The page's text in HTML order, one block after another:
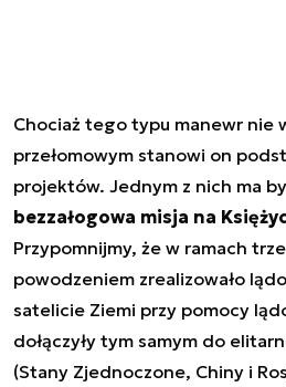
Chociaż tego typu manewr nie
przełomowym stanowi on
projektów. Jednym z nich ma
bezzałogowa misja na
Przypomnijmy, że w ramach
powodzeniem zrealizowało
satelicie Ziemi przy pomocy
dołączyły tym samym do
(Stany Zjednoczone, Chiny i